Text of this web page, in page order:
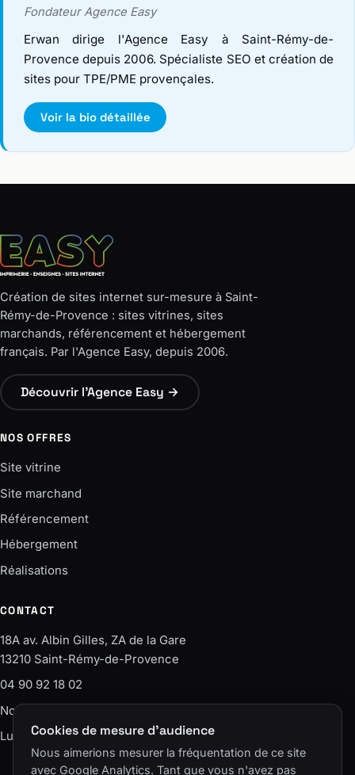
Fondateur Agence Easy
Erwan dirige l'Agence Easy à Saint-Rémy-de-
Provence depuis 2006. Spécialiste SEO et création de
sites pour TPE/PME provençales.
Voir la bio détaillée
Création de sites internet sur-mesure à Saint-
Rémy-de-Provence : sites vitrines, sites
marchands, référencement et hébergement
français. Par l'Agence Easy, depuis 2006.
Découvrir l'Agence Easy →
NOS OFFRES
Site vitrine
Site marchand
Référencement
Hébergement
Réalisations
CONTACT
18A av. Albin Gilles, ZA de la Gare
13210 Saint-Rémy-de-Provence
04 90 92 18 02
Nous écrire
Lun–Ven · 9h-12h / 14h-18h
Cookies de mesure d'audience
Nous aimerions mesurer la fréquentation de ce site
avec Google Analytics. Tant que vous n'avez pas